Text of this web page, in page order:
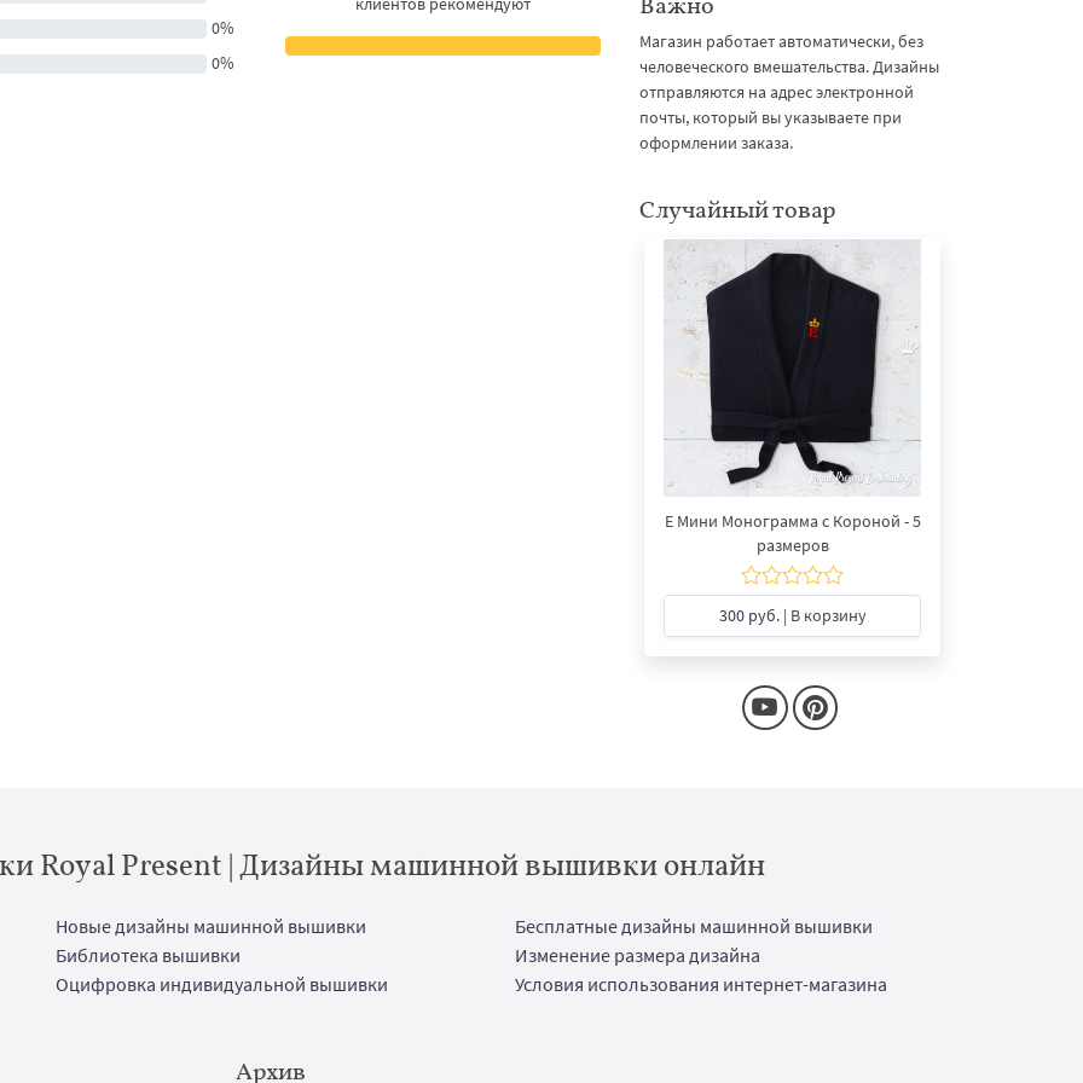
0%
0%
Магазин работает автоматически, без
человеческого вмешательства. Дизайны
отправляются на адрес электронной
почты, который вы указываете при
оформлении заказа.
Случайный товар
E Мини Монограмма с Короной - 5
размеров
300 руб.| В корзину
Royal Present | Дизайны машинной вышивки онлайн
Новые дизайны машинной вышивки
Бесплатные дизайны машинной вышивки
Библиотека вышивки
Изменение размера дизайна
Оцифровка индивидуальной вышивки
Условия использования интернет-магазина
Архив